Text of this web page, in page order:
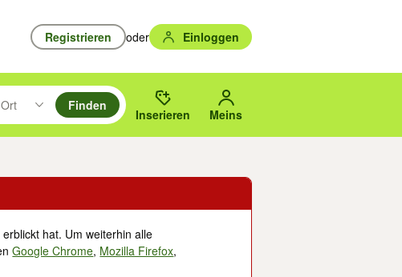
Registrieren oder Einloggen
unten durchsuchen und mit Eingabetaste auswählen.
drücken um zu suchen, oder Vorschläge mit den Pfeiltasten nach oben/
des gewählten Orts oder PLZ.
Finden
Inserieren Meins
hat. Um weiterhin alle
Google Chrome, Mozilla Firefox,